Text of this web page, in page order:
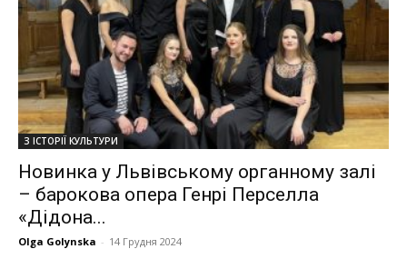
З ІСТОРІЇ КУЛЬТУРИ
Новинка у Львівському органному залі
– барокова опера Генрі Перселла
«Дідона...
Olga Golynska - 14 Грудня 2024